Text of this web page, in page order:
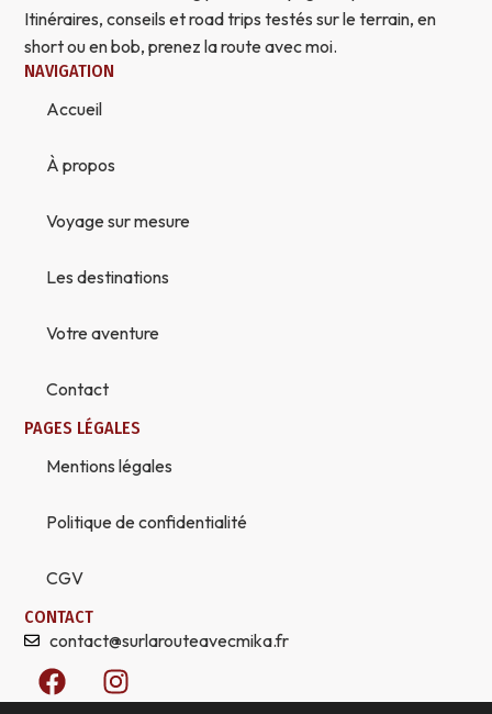
Itinéraires, conseils et road trips testés sur le terrain, en
short ou en bob, prenez la route avec moi.
NAVIGATION
Accueil
À propos
Voyage sur mesure
Les destinations
Votre aventure
Contact
PAGES LÉGALES
Mentions légales
Politique de confidentialité
CGV
CONTACT
contact@surlarouteavecmika.fr
F
a
I
n